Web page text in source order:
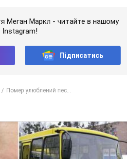
конфлікт,
мовою у маршрутці: